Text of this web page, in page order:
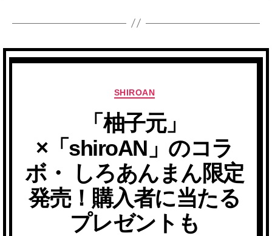
カ
ゴ
リ
ー
SHIROAN
「柚子元」
×「shiroAN」のコラ
ボ・ しろあんまん限定
発売！購入者に当たる
プレゼントも